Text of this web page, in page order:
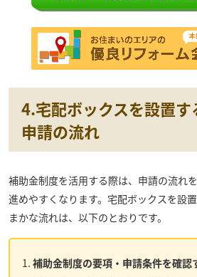
4.宅配ボックスを設置
申請の流れ
補助金制度を活用する際は、申請の流れ
進めやすくなります。宅配ボックスを設
まかな流れは、以下のとおりです。
補助金制度の要項・申請条件を確認